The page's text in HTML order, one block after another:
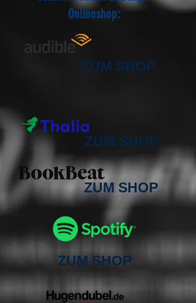
Onlineshop:
ZUM SHOP
ZUM SHOP
ZUM SHOP
ZUM SHOP